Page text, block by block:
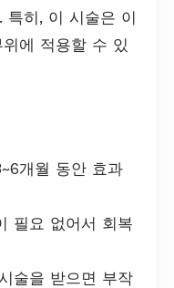
특히, 이 시술은 이
에 적용할 수 있
개월 동안 효과
필요 없어서 회복
술을 받으면 부작